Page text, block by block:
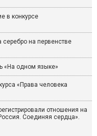
в конкурсе
на первенстве
«На одном языке»
«Права человека
отношения на
Соединяя сердца».